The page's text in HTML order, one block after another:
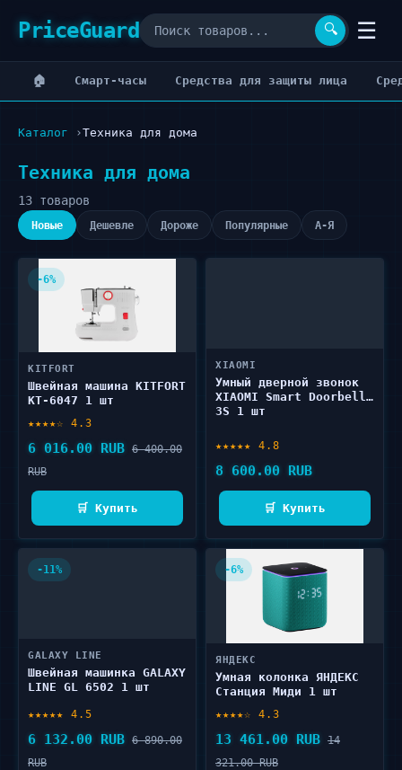
PriceGuard 🔍 ☰
🏠 Cмарт-часы Cредства для защиты лица
Каталог Техника для дома
Техника для дома
13 товаров
Новые Дешевле Дороже Популярные А-Я
-6%
KITFORT
Швейная машина KITFORT
KT-6047 1 шт
★★★★☆ 4.3
6 016.00 RUB 6 400.00
RUB
🛒 Купить
XIAOMI
Умный дверной звонок
XIAOMI Smart Doorbell
3S 1 шт
★★★★★ 4.8
8 600.00 RUB
🛒 Купить
-11%
GALAXY LINE
Швейная машинка GALAXY
LINE GL 6502 1 шт
★★★★★ 4.5
6 132.00 RUB 6 890.00
RUB
-6%
ЯНДЕКС
Умная колонка ЯНДЕКС
Станция Миди 1 шт
★★★★☆ 4.3
13 461.00 RUB 14
321.00 RUB